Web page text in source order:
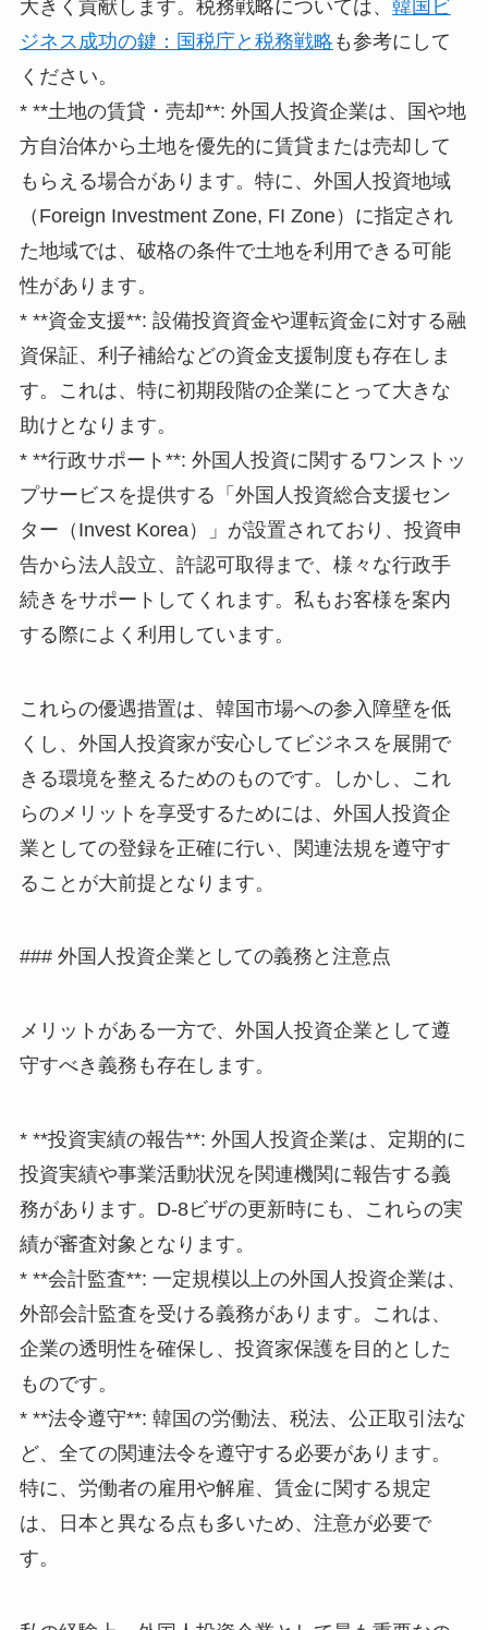
大きく貢献します。税務戦略については、 韓国ビ
ジネス成功の鍵：国税庁と税務戦略 も参考にして
ください。
* **土地の賃貸・売却**: 外国人投資企業は、国や地
方自治体から土地を優先的に賃貸または売却して
もらえる場合があります。特に、外国人投資地域
（Foreign Investment Zone, FI Zone）に指定され
た地域では、破格の条件で土地を利用できる可能
性があります。
* **資金支援**: 設備投資資金や運転資金に対する融
資保証、利子補給などの資金支援制度も存在しま
す。これは、特に初期段階の企業にとって大きな
助けとなります。
* **行政サポート**: 外国人投資に関するワンストッ
プサービスを提供する「外国人投資総合支援セン
ター（Invest Korea）」が設置されており、投資申
告から法人設立、許認可取得まで、様々な行政手
続きをサポートしてくれます。私もお客様を案内
する際によく利用しています。
これらの優遇措置は、韓国市場への参入障壁を低
くし、外国人投資家が安心してビジネスを展開で
きる環境を整えるためのものです。しかし、これ
らのメリットを享受するためには、外国人投資企
業としての登録を正確に行い、関連法規を遵守す
ることが大前提となります。
### 外国人投資企業としての義務と注意点
メリットがある一方で、外国人投資企業として遵
守すべき義務も存在します。
* **投資実績の報告**: 外国人投資企業は、定期的に
投資実績や事業活動状況を関連機関に報告する義
務があります。D-8ビザの更新時にも、これらの実
績が審査対象となります。
* **会計監査**: 一定規模以上の外国人投資企業は、
外部会計監査を受ける義務があります。これは、
企業の透明性を確保し、投資家保護を目的とした
ものです。
* **法令遵守**: 韓国の労働法、税法、公正取引法な
ど、全ての関連法令を遵守する必要があります。
特に、労働者の雇用や解雇、賃金に関する規定
は、日本と異なる点も多いため、注意が必要で
す。